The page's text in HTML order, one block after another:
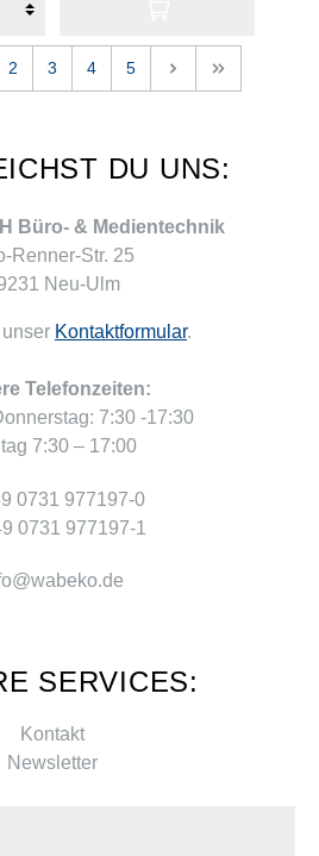
2 3 4 5 > >>
DU UNS:
Büro- & Medientechnik
Renner-Str. 25
Neu-Ulm
Kontaktformular.
Telefonzeiten:
7:30 -17:30
7:30 – 17:00
0731 977197-0
0731 977197-1
SERVICES:
Kontakt
Newsletter